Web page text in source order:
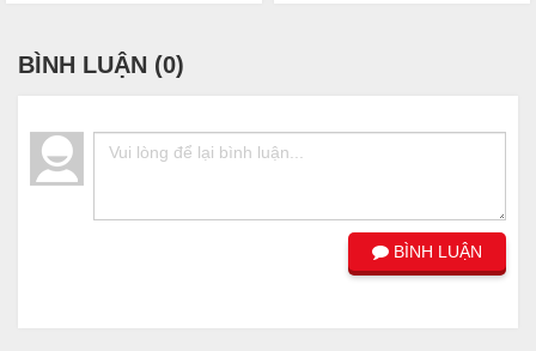
BÌNH LUẬN (0)
BÌNH LUẬN